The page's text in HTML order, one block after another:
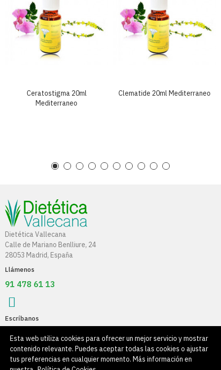
Ceratostigma 20ml
Mediterraneo
Clematide 20ml Mediterraneo
Dietética Vallecana
Calle de Mariano Benlliure, 24
28053 Madrid, España
Llámenos
91 478 61 13
Escríbanos
info@dieteticavallecana.com
Información
Esta web utiliza cookies para ofrecer un mejor servicio y mostrar
contenido relevante. Puedes aceptar todas las cookies o ajustar
tus preferencias en cualquier momento. Más información en